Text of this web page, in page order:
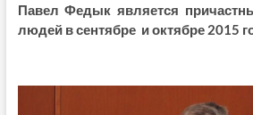
Павел Федык является
людей в сентябре и октябре 2015